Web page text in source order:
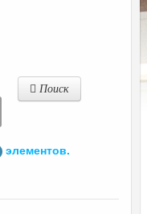
Поиск
элементов.